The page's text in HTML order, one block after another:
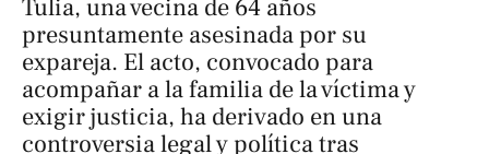
Tulia, una vecina de 64 años
presuntamente asesinada por su
expareja. El acto, convocado para
acompañar a la familia de la víctima y
exigir justicia, ha derivado en una
controversia legal y política tras